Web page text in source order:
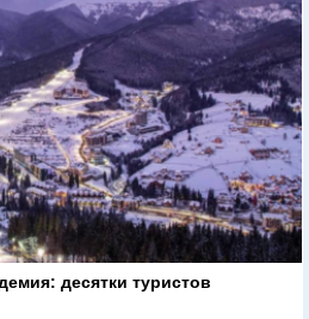
десятки туристов